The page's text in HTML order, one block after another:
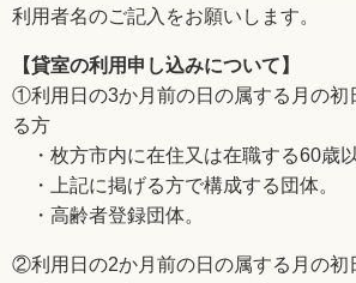
利用者名のご記入をお願いします。
【貸室の利用申し込みについて】
①利用日の3か月前の日の属する月の初
る方
・枚方市内に在住又は在職する60歳以
・上記に掲げる方で構成する団体。
・高齢者登録団体。
②利用日の2か月前の日の属する月の初